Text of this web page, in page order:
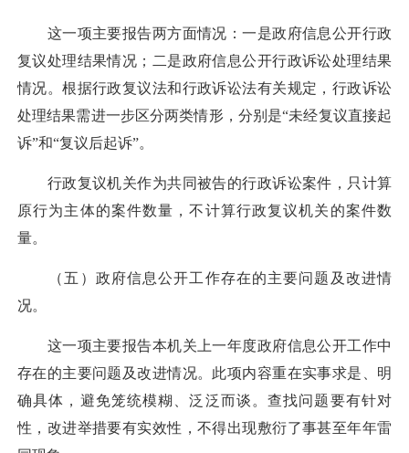
这一项主要报告两方面情况：一是政府信息公开行政
复议处理结果情况；二是政府信息公开行政诉讼处理结果
情况。根据行政复议法和行政诉讼法有关规定，行政诉讼
处理结果需进一步区分两类情形，分别是“未经复议直接起
诉”和“复议后起诉”。
行政复议机关作为共同被告的行政诉讼案件，只计算
原行为主体的案件数量，不计算行政复议机关的案件数
量。
（五）政府信息公开工作存在的主要问题及改进情
况。
这一项主要报告本机关上一年度政府信息公开工作中
存在的主要问题及改进情况。此项内容重在实事求是、明
确具体，避免笼统模糊、泛泛而谈。查找问题要有针对
性，改进举措要有实效性，不得出现敷衍了事甚至年年雷